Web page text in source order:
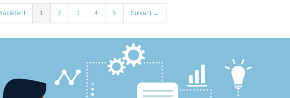
1 2 3 4 5 Suivant →